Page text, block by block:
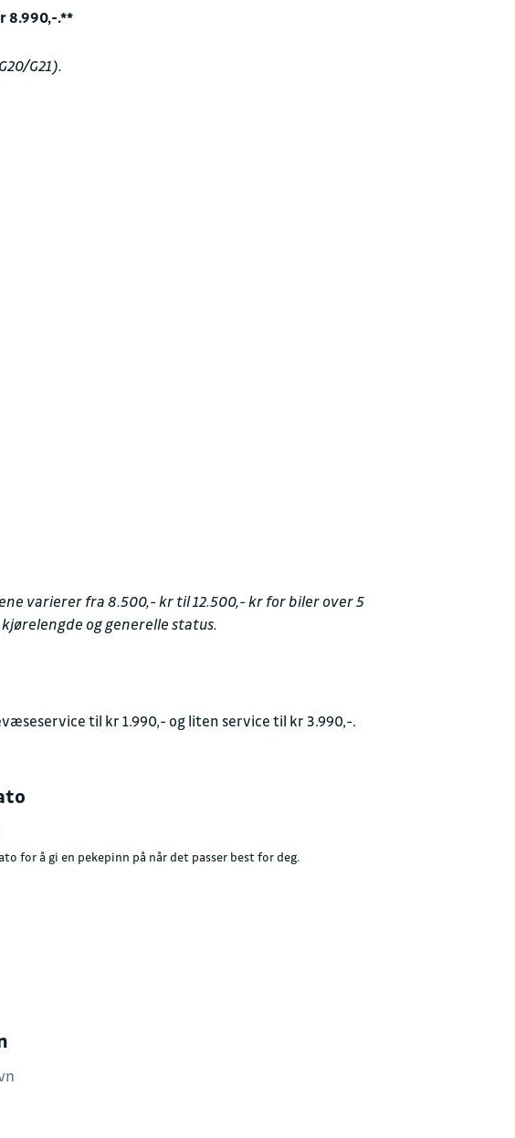
oss for en hyggelig prat
8.990,-.**
G21).
varierer fra 8.500,- kr til 12.500,- kr for biler over 5
og generelle status.
til kr 1.990,- og liten service til kr 3.990,-.
for å gi en pekepinn på når det passer best for deg.